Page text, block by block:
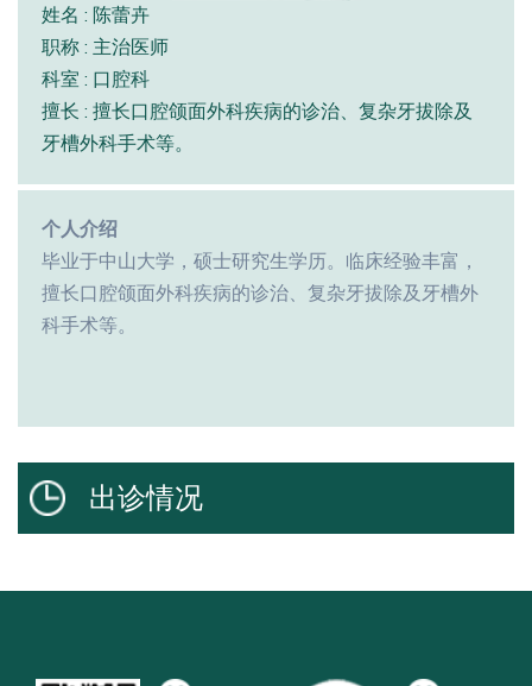
姓名 : 陈蕾卉
职称 : 主治医师
科室 : 口腔科
擅长 : 擅长口腔颌面外科疾病的诊治、复杂牙拔除及
牙槽外科手术等。
个人介绍
毕业于中山大学，硕士研究生学历。临床经验丰富，
擅长口腔颌面外科疾病的诊治、复杂牙拔除及牙槽外
科手术等。
出诊情况